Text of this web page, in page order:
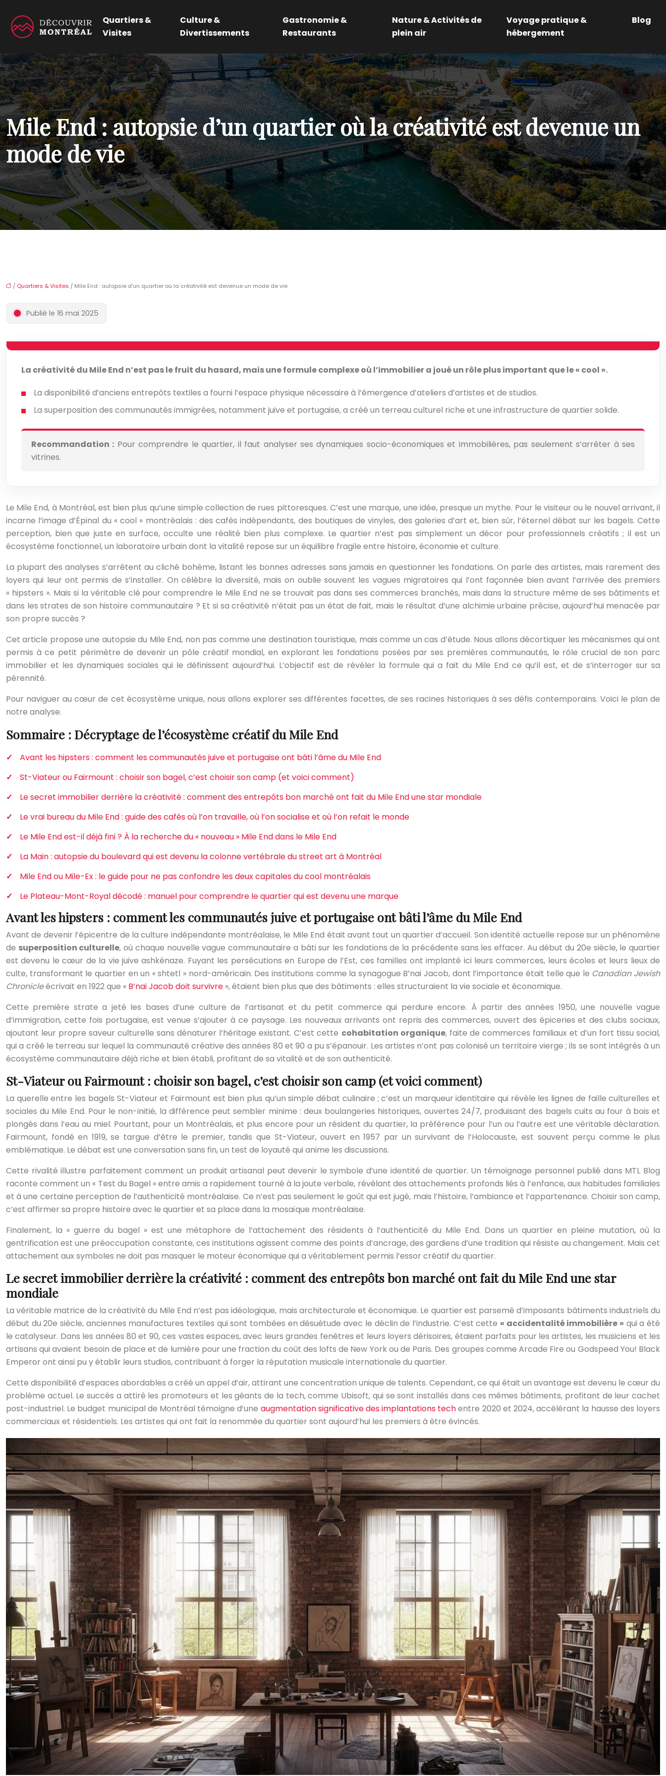
Quartiers &
Visites
Culture &
Divertissements
Gastronomie &
Restaurants
Nature & Activités de
plein air
Voyage pratique &
hébergement
Blog
Mile End : autopsie d’un quartier où la créativité est devenue un
mode de vie
/ Quartiers & Visites / Mile End : autopsie d’un quartier où la créativité est devenue un mode de vie
Publié le 16 mai 2025
La créativité du Mile End n’est pas le fruit du hasard, mais une formule complexe où l’immobilier a joué un rôle plus important que le « cool ».
La disponibilité d’anciens entrepôts textiles a fourni l’espace physique nécessaire à l’émergence d’ateliers d’artistes et de studios.
La superposition des communautés immigrées, notamment juive et portugaise, a créé un terreau culturel riche et une infrastructure de quartier solide.
Recommandation : Pour comprendre le quartier, il faut analyser ses dynamiques socio-économiques et immobilières, pas seulement s’arrêter à ses
vitrines.
Le Mile End, à Montréal, est bien plus qu’une simple collection de rues pittoresques. C’est une marque, une idée, presque un mythe. Pour le visiteur ou le nouvel arrivant, il
incarne l’image d’Épinal du « cool » montréalais : des cafés indépendants, des boutiques de vinyles, des galeries d’art et, bien sûr, l’éternel débat sur les bagels. Cette
perception, bien que juste en surface, occulte une réalité bien plus complexe. Le quartier n’est pas simplement un décor pour professionnels créatifs ; il est un
écosystème fonctionnel, un laboratoire urbain dont la vitalité repose sur un équilibre fragile entre histoire, économie et culture.
La plupart des analyses s’arrêtent au cliché bohème, listant les bonnes adresses sans jamais en questionner les fondations. On parle des artistes, mais rarement des
loyers qui leur ont permis de s’installer. On célèbre la diversité, mais on oublie souvent les vagues migratoires qui l’ont façonnée bien avant l’arrivée des premiers
« hipsters ». Mais si la véritable clé pour comprendre le Mile End ne se trouvait pas dans ses commerces branchés, mais dans la structure même de ses bâtiments et
dans les strates de son histoire communautaire ? Et si sa créativité n’était pas un état de fait, mais le résultat d’une alchimie urbaine précise, aujourd’hui menacée par
son propre succès ?
Cet article propose une autopsie du Mile End, non pas comme une destination touristique, mais comme un cas d’étude. Nous allons décortiquer les mécanismes qui ont
permis à ce petit périmètre de devenir un pôle créatif mondial, en explorant les fondations posées par ses premières communautés, le rôle crucial de son parc
immobilier et les dynamiques sociales qui le définissent aujourd’hui. L’objectif est de révéler la formule qui a fait du Mile End ce qu’il est, et de s’interroger sur sa
pérennité.
Pour naviguer au cœur de cet écosystème unique, nous allons explorer ses différentes facettes, de ses racines historiques à ses défis contemporains. Voici le plan de
notre analyse.
Sommaire : Décryptage de l’écosystème créatif du Mile End
Avant les hipsters : comment les communautés juive et portugaise ont bâti l’âme du Mile End
St-Viateur ou Fairmount : choisir son bagel, c’est choisir son camp (et voici comment)
Le secret immobilier derrière la créativité : comment des entrepôts bon marché ont fait du Mile End une star mondiale
Le vrai bureau du Mile End : guide des cafés où l’on travaille, où l’on socialise et où l’on refait le monde
Le Mile End est-il déjà fini ? À la recherche du « nouveau » Mile End dans le Mile End
La Main : autopsie du boulevard qui est devenu la colonne vertébrale du street art à Montréal
Mile End ou Mile-Ex : le guide pour ne pas confondre les deux capitales du cool montréalais
Le Plateau-Mont-Royal décodé : manuel pour comprendre le quartier qui est devenu une marque
Avant les hipsters : comment les communautés juive et portugaise ont bâti l’âme du Mile End
Avant de devenir l’épicentre de la culture indépendante montréalaise, le Mile End était avant tout un quartier d’accueil. Son identité actuelle repose sur un phénomène
de superposition culturelle, où chaque nouvelle vague communautaire a bâti sur les fondations de la précédente sans les effacer. Au début du 20e siècle, le quartier
est devenu le cœur de la vie juive ashkénaze. Fuyant les persécutions en Europe de l’Est, ces familles ont implanté ici leurs commerces, leurs écoles et leurs lieux de
culte, transformant le quartier en un « shtetl » nord-américain. Des institutions comme la synagogue B’nai Jacob, dont l’importance était telle que le Canadian Jewish
Chronicleécrivait en 1922 que « B’nai Jacob doit survivre », étaient bien plus que des bâtiments : elles structuraient la vie sociale et économique.
Cette première strate a jeté les bases d’une culture de l’artisanat et du petit commerce qui perdure encore. À partir des années 1950, une nouvelle vague
d’immigration, cette fois portugaise, est venue s’ajouter à ce paysage. Les nouveaux arrivants ont repris des commerces, ouvert des épiceries et des clubs sociaux,
ajoutant leur propre saveur culturelle sans dénaturer l’héritage existant. C’est cette cohabitation organique, faite de commerces familiaux et d’un fort tissu social,
qui a créé le terreau sur lequel la communauté créative des années 80 et 90 a pu s’épanouir. Les artistes n’ont pas colonisé un territoire vierge ; ils se sont intégrés à un
écosystème communautaire déjà riche et bien établi, profitant de sa vitalité et de son authenticité.
St-Viateur ou Fairmount : choisir son bagel, c’est choisir son camp (et voici comment)
La querelle entre les bagels St-Viateur et Fairmount est bien plus qu’un simple débat culinaire ; c’est un marqueur identitaire qui révèle les lignes de faille culturelles et
sociales du Mile End. Pour le non-initié, la différence peut sembler minime : deux boulangeries historiques, ouvertes 24/7, produisant des bagels cuits au four à bois et
plongés dans l’eau au miel. Pourtant, pour un Montréalais, et plus encore pour un résident du quartier, la préférence pour l’un ou l’autre est une véritable déclaration.
Fairmount, fondé en 1919, se targue d’être le premier, tandis que St-Viateur, ouvert en 1957 par un survivant de l’Holocauste, est souvent perçu comme le plus
emblématique. Le débat est une conversation sans fin, un test de loyauté qui anime les discussions.
Cette rivalité illustre parfaitement comment un produit artisanal peut devenir le symbole d’une identité de quartier. Un témoignage personnel publié dans MTL Blog
raconte comment un « Test du Bagel » entre amis a rapidement tourné à la joute verbale, révélant des attachements profonds liés à l’enfance, aux habitudes familiales
et à une certaine perception de l’authenticité montréalaise. Ce n’est pas seulement le goût qui est jugé, mais l’histoire, l’ambiance et l’appartenance. Choisir son camp,
c’est affirmer sa propre histoire avec le quartier et sa place dans la mosaïque montréalaise.
Finalement, la « guerre du bagel » est une métaphore de l’attachement des résidents à l’authenticité du Mile End. Dans un quartier en pleine mutation, où la
gentrification est une préoccupation constante, ces institutions agissent comme des points d’ancrage, des gardiens d’une tradition qui résiste au changement. Mais cet
attachement aux symboles ne doit pas masquer le moteur économique qui a véritablement permis l’essor créatif du quartier.
Le secret immobilier derrière la créativité : comment des entrepôts bon marché ont fait du Mile End une star
mondiale
La véritable matrice de la créativité du Mile End n’est pas idéologique, mais architecturale et économique. Le quartier est parsemé d’imposants bâtiments industriels du
début du 20e siècle, anciennes manufactures textiles qui sont tombées en désuétude avec le déclin de l’industrie. C’est cette « accidentalité immobilière » qui a été
le catalyseur. Dans les années 80 et 90, ces vastes espaces, avec leurs grandes fenêtres et leurs loyers dérisoires, étaient parfaits pour les artistes, les musiciens et les
artisans qui avaient besoin de place et de lumière pour une fraction du coût des lofts de New York ou de Paris. Des groupes comme Arcade Fire ou Godspeed You! Black
Emperor ont ainsi pu y établir leurs studios, contribuant à forger la réputation musicale internationale du quartier.
Cette disponibilité d’espaces abordables a créé un appel d’air, attirant une concentration unique de talents. Cependant, ce qui était un avantage est devenu le cœur du
problème actuel. Le succès a attiré les promoteurs et les géants de la tech, comme Ubisoft, qui se sont installés dans ces mêmes bâtiments, profitant de leur cachet
post-industriel. Le budget municipal de Montréal témoigne d’une augmentation significative des implantations techentre 2020 et 2024, accélérant la hausse des loyers
commerciaux et résidentiels. Les artistes qui ont fait la renommée du quartier sont aujourd’hui les premiers à être évincés.